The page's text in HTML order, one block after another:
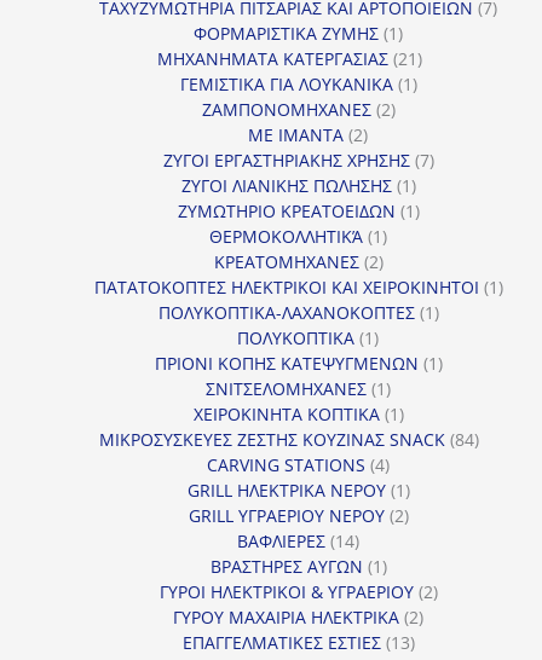
προϊόντα
ΤΑΧΥΖΥΜΩΤΗΡΙΑ ΠΙΤΣΑΡΙΑΣ ΚΑΙ ΑΡΤΟΠΟΙΕΙΩΝ 77
ΦΟΡΜΑΡΙΣΤΙΚΑ ΖΥΜΗΣ 11
προϊόν
ΜΗΧΑΝΗΜΑΤΑ ΚΑΤΕΡΓΑΣΙΑΣ 2121
προϊόντα
ΓΕΜΙΣΤΙΚΑ ΓΙΑ ΛΟΥΚΑΝΙΚΑ 11
ΖΑΜΠΟΝΟΜΗΧΑΝΕΣ 22
ΜΕ ΙΜΑΝΤΑ 22
προϊόντα
ΖΥΓΟΙ ΕΡΓΑΣΤΗΡΙΑΚΗΣ ΧΡΗΣΗΣ 77
ΖΥΓΟΙ ΛΙΑΝΙΚΗΣ ΠΩΛΗΣΗΣ 11
προϊόν
ΖΥΜΩΤΗΡΙΟ ΚΡΕΑΤΟΕΙΔΩΝ 11
ΘΕΡΜΟΚΟΛΛΗΤΙΚΆ 11
προϊόν
ΚΡΕΑΤΟΜΗΧΑΝΕΣ 22
προϊόντα
ΠΑΤΑΤΟΚΟΠΤΕΣ ΗΛΕΚΤΡΙΚΟΙ ΚΑΙ ΧΕΙΡΟΚΙΝΗΤΟΙ 11
ΠΟΛΥΚΟΠΤΙΚΑ-ΛΑΧΑΝΟΚΟΠΤΕΣ 11
ΠΟΛΥΚΟΠΤΙΚΑ 11
προϊόν
ΠΡΙΟΝΙ ΚΟΠΗΣ ΚΑΤΕΨΥΓΜΕΝΩΝ 11
ΣΝΙΤΣΕΛΟΜΗΧΑΝΕΣ 11
προϊόν
ΧΕΙΡΟΚΙΝΗΤΑ ΚΟΠΤΙΚΑ 11
προϊόν
ΜΙΚΡΟΣΥΣΚΕΥΕΣ ΖΕΣΤΗΣ ΚΟΥΖΙΝΑΣ SNACK 8484
CARVING STATIONS 44
προϊόντα
GRILL ΗΛΕΚΤΡΙΚΑ ΝΕΡΟΥ 11
προϊόν
GRILL ΥΓΡΑΕΡΙΟΥ ΝΕΡΟΥ 22
ΒΑΦΛΙΕΡΕΣ 1414
προϊόντα
ΒΡΑΣΤΗΡΕΣ ΑΥΓΩΝ 11
προϊόν
ΓΥΡΟΙ ΗΛΕΚΤΡΙΚΟΙ & ΥΓΡΑΕΡΙΟΥ 22
ΓΥΡΟΥ ΜΑΧΑΙΡΙΑ ΗΛΕΚΤΡΙΚΑ 22
ΕΠΑΓΓΕΛΜΑΤΙΚΕΣ ΕΣΤΙΕΣ 1313